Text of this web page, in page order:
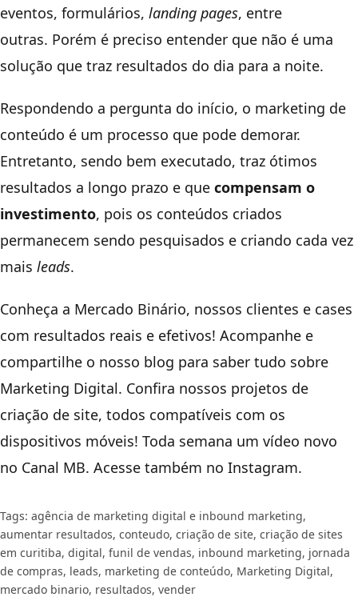
eventos, formulários, landing pages, entre
outras. Porém é preciso entender que não é uma
solução que traz resultados do dia para a noite.
Respondendo a pergunta do início, o marketing de
conteúdo é um processo que pode demorar.
Entretanto, sendo bem executado, traz ótimos
resultados a longo prazo e que compensam o
investimento, pois os conteúdos criados
permanecem sendo pesquisados e criando cada vez
mais leads.
Conheça a Mercado Binário, nossos clientes e cases
com resultados reais e efetivos! Acompanhe e
compartilhe o nosso blog para saber tudo sobre
Marketing Digital. Confira nossos projetos de
criação de site, todos compatíveis com os
dispositivos móveis! Toda semana um vídeo novo
no Canal MB. Acesse também no Instagram.
Tags: agência de marketing digital e inbound marketing,
aumentar resultados, conteudo, criação de site, criação de sites
em curitiba, digital, funil de vendas, inbound marketing, jornada
de compras, leads, marketing de conteúdo, Marketing Digital,
mercado binario, resultados, vender